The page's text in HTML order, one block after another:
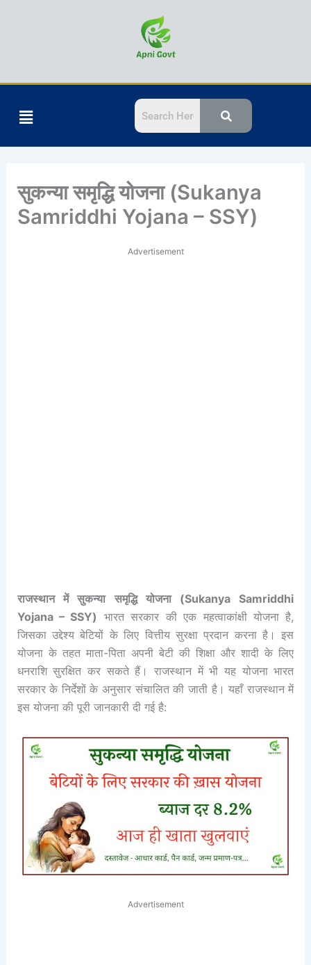
Menu
सुकन्या समृद्धि योजना (Sukanya
Samriddhi Yojana – SSY)
Advertisement
राजस्थान में सुकन्या समृद्धि योजना (Sukanya Samriddhi
Yojana – SSY) भारत सरकार की एक महत्वाकांक्षी योजना है,
जिसका उद्देश्य बेटियों के लिए वित्तीय सुरक्षा प्रदान करना है। इस
योजना के तहत माता-पिता अपनी बेटी की शिक्षा और शादी के लिए
धनराशि सुरक्षित कर सकते हैं। राजस्थान में भी यह योजना भारत
सरकार के निर्देशों के अनुसार संचालित की जाती है। यहाँ राजस्थान में
इस योजना की पूरी जानकारी दी गई है:
Advertisement